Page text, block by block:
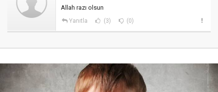
Allah razı olsun
Yanıtla (3) (0)